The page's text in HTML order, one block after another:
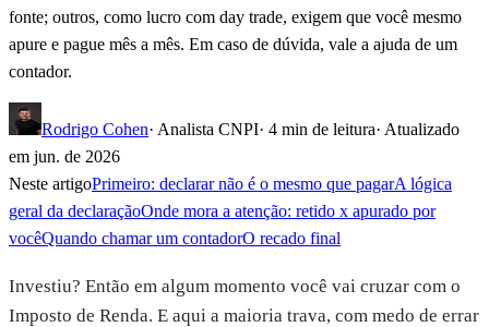
fonte; outros, como lucro com day trade, exigem que você mesmo
apure e pague mês a mês. Em caso de dúvida, vale a ajuda de um
contador.
Rodrigo Cohen· Analista CNPI· 4 min de leitura· Atualizado
em jun. de 2026
Neste artigoPrimeiro: declarar não é o mesmo que pagarA lógica
geral da declaraçãoOnde mora a atenção: retido x apurado por
vocêQuando chamar um contadorO recado final
Investiu? Então em algum momento você vai cruzar com o
Imposto de Renda. E aqui a maioria trava, com medo de errar